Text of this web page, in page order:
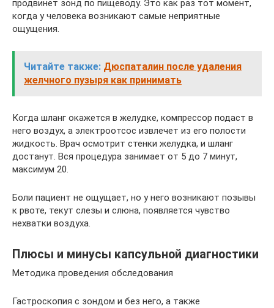
продвинет зонд по пищеводу. Это как раз тот момент,
когда у человека возникают самые неприятные
ощущения.
Читайте также: Дюспаталин после удаления
желчного пузыря как принимать
Когда шланг окажется в желудке, компрессор подаст в
него воздух, а электроотсос извлечет из его полости
жидкость. Врач осмотрит стенки желудка, и шланг
достанут. Вся процедура занимает от 5 до 7 минут,
максимум 20.
Боли пациент не ощущает, но у него возникают позывы
к рвоте, текут слезы и слюна, появляется чувство
нехватки воздуха.
Плюсы и минусы капсульной диагностики
Методика проведения обследования
Гастроскопия с зондом и без него, а также